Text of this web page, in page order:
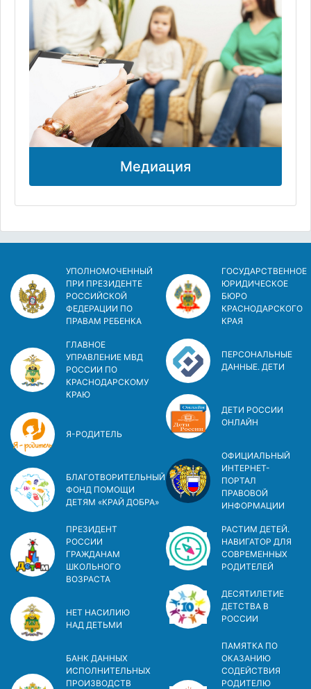
Медиация
УПОЛНОМОЧЕННЫЙ
ПРИ ПРЕЗИДЕНТЕ
РОССИЙСКОЙ
ФЕДЕРАЦИИ ПО
ПРАВАМ РЕБЕНКА
ГЛАВНОЕ
УПРАВЛЕНИЕ МВД
РОССИИ ПО
КРАСНОДАРСКОМУ
КРАЮ
Я-РОДИТЕЛЬ
БЛАГОТВОРИТЕЛЬНЫЙ
ФОНД ПОМОЩИ
ДЕТЯМ «КРАЙ ДОБРА»
ПРЕЗИДЕНТ
РОССИИ
ГРАЖДАНАМ
ШКОЛЬНОГО
ВОЗРАСТА
НЕТ НАСИЛИЮ
НАД ДЕТЬМИ
БАНК ДАННЫХ
ИСПОЛНИТЕЛЬНЫХ
ПРОИЗВОДСТВ
ГОСУДАРСТВЕННОЕ
ЮРИДИЧЕСКОЕ
БЮРО
КРАСНОДАРСКОГО
КРАЯ
ПЕРСОНАЛЬНЫЕ
ДАННЫЕ. ДЕТИ
ДЕТИ РОССИИ
ОНЛАЙН
ОФИЦИАЛЬНЫЙ
ИНТЕРНЕТ-
ПОРТАЛ
ПРАВОВОЙ
ИНФОРМАЦИИ
РАСТИМ ДЕТЕЙ.
НАВИГАТОР ДЛЯ
СОВРЕМЕННЫХ
РОДИТЕЛЕЙ
ДЕСЯТИЛЕТИЕ
ДЕТСТВА В
РОСCИИ
ПАМЯТКА ПО
ОКАЗАНИЮ
СОДЕЙСТВИЯ
РОДИТЕЛЮ